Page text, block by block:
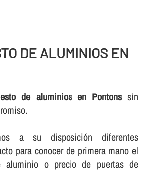
DE ALUMINIOS EN
de aluminios en Pontonssin
a su disposición diferentes
para conocer de primera mano el
aluminio o precio de puertas de